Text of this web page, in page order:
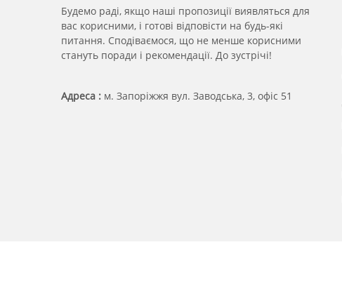
Будемо раді, якщо наші пропозиції виявляться для
вас корисними, і готові відповісти на будь-які
питання. Сподіваємося, що не менше корисними
стануть поради і рекомендації. До зустрічі!
Адреса : м. Запоріжжя вул. Заводська, 3, офіс 51